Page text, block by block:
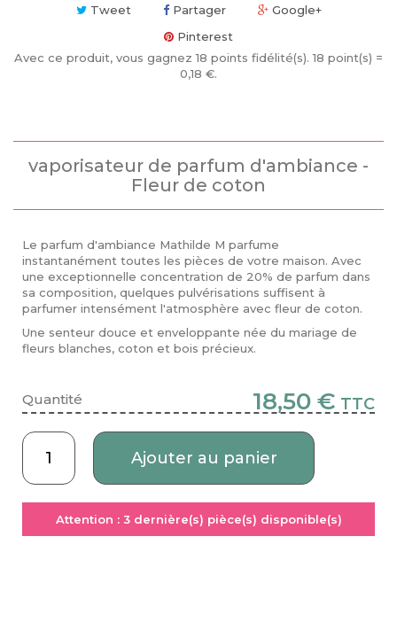
Tweet Partager
Google+
Pinterest
Avec ce produit, vous gagnez18 points fidélité(s). 18 point(s) =
0,18 €.
vaporisateur de parfum d'ambiance -
Fleur de coton
Le parfum d'ambiance Mathilde M parfume
instantanément toutes les pièces de votre maison. Avec
une exceptionnelle concentration de 20% de parfum dans
sa composition, quelques pulvérisations suffisent à
parfumer intensément l'atmosphère avec fleur de coton.
Une senteur douce et enveloppante née du mariage de
fleurs blanches, coton et bois précieux.
Quantité 18,50 € TTC
Ajouter au panier
Attention : 3dernière(s) pièce(s) disponible(s)